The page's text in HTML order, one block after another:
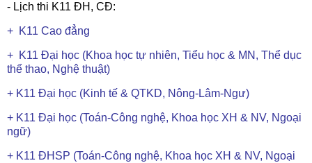
- Lịch thi K11 ĐH, CĐ:
+ K11 Cao đẳng
+ K11 Đại học (Khoa học tự nhiên, Tiểu học & MN, Thể dục
thể thao, Nghệ thuật)
+ K11 Đại học (Kinh tế & QTKD, Nông-Lâm-Ngư)
+ K11 Đại học (Toán-Công nghệ, Khoa học XH & NV, Ngoại
ngữ)
+ K11 ĐHSP (Toán-Công nghệ, Khoa học XH & NV, Ngoại